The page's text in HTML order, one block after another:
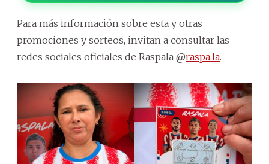
Para más información sobre esta y otras
promociones y sorteos, invitan a consultar las
redes sociales oficiales de Raspala @raspa.la.